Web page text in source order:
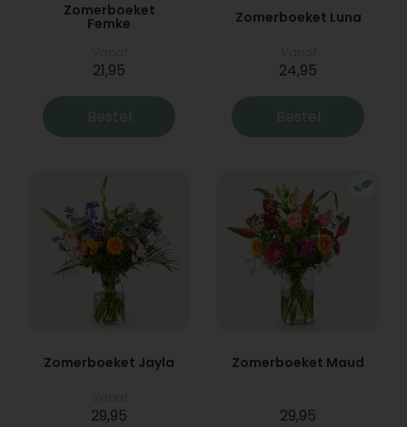
Zomerboeket
Femke
21,95
Bestel
Zomerboeket Luna
24,95
Bestel
Zomerboeket Jayla
29,95
Zomerboeket Maud
29,95